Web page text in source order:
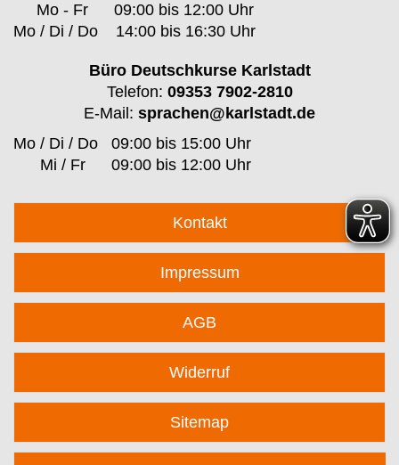
Mo - Fr
09:00 bis 12:00 Uhr
Mo / Di / Do
14:00 bis 16:30 Uhr
Büro Deutschkurse Karlstadt
Telefon: 09353 7902-2810
E-Mail: sprachen@karlstadt.de
Mo / Di / Do 09:00 bis 15:00 Uhr
Mi / Fr
09:00 bis 12:00 Uhr
Kontakt
Impressum
AGB
Widerruf
Sitemap